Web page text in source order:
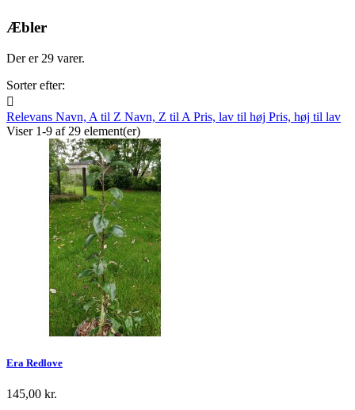
Æbler
Der er 29 varer.
Sorter efter:

Relevans Navn, A til Z Navn, Z til A Pris, lav til høj Pris, høj til lav
Viser 1-9 af 29 element(er)
Era Redlove
145,00 kr.